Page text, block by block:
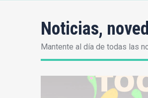
Noticias,
Mantente al día de todas las